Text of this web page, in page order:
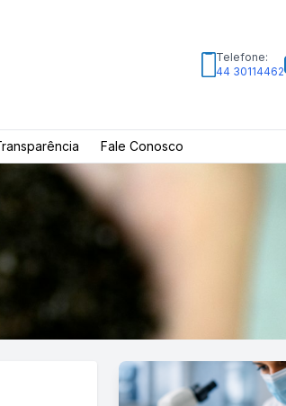
Telefone:
44 30114462
Fale Conosco